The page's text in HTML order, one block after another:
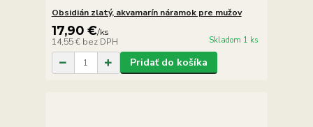
Obsidián zlatý, akvamarín náramok pre mužov
17,90 €/ks
14,55 € bez DPH Skladom 1 ks
Pridať do košíka